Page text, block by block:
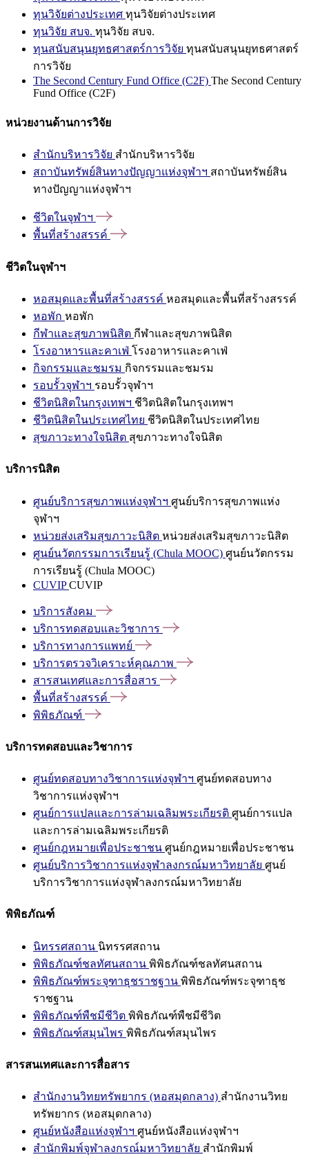
ทุนวิจัยต่างประเทศ ทุนวิจัยต่างประเทศ
ทุนวิจัย สบจ. ทุนวิจัย สบจ.
ทุนสนับสนุนยุทธศาสตร์การวิจัย ทุนสนับสนุนยุทธศาสตร์
การวิจัย
The Second Century Fund Office (C2F) The Second Century
Fund Office (C2F)
หน่วยงานด้านการวิจัย
สำนักบริหารวิจัย สำนักบริหารวิจัย
สถาบันทรัพย์สินทางปัญญาแห่งจุฬาฯ สถาบันทรัพย์สิน
ทางปัญญาแห่งจุฬาฯ
ชีวิตในจุฬาฯ
พื้นที่สร้างสรรค์
ชีวิตในจุฬาฯ
หอสมุดและพื้นที่สร้างสรรค์ หอสมุดและพื้นที่สร้างสรรค์
หอพัก หอพัก
กีฬาและสุขภาพนิสิต กีฬาและสุขภาพนิสิต
โรงอาหารและคาเฟ่ โรงอาหารและคาเฟ่
กิจกรรมและชมรม กิจกรรมและชมรม
รอบรั้วจุฬาฯ รอบรั้วจุฬาฯ
ชีวิตนิสิตในกรุงเทพฯ ชีวิตนิสิตในกรุงเทพฯ
ชีวิตนิสิตในประเทศไทย ชีวิตนิสิตในประเทศไทย
สุขภาวะทางใจนิสิต สุขภาวะทางใจนิสิต
บริการนิสิต
ศูนย์บริการสุขภาพแห่งจุฬาฯ ศูนย์บริการสุขภาพแห่ง
จุฬาฯ
หน่วยส่งเสริมสุขภาวะนิสิต หน่วยส่งเสริมสุขภาวะนิสิต
ศูนย์นวัตกรรมการเรียนรู้ (Chula MOOC) ศูนย์นวัตกรรม
การเรียนรู้ (Chula MOOC)
CUVIPCUVIP
บริการสังคม
บริการทดสอบและวิชาการ
บริการทางการแพทย์
บริการตรวจวิเคราะห์คุณภาพ
สารสนเทศและการสื่อสาร
พื้นที่สร้างสรรค์
พิพิธภัณฑ์
บริการทดสอบและวิชาการ
ศูนย์ทดสอบทางวิชาการแห่งจุฬาฯ ศูนย์ทดสอบทาง
วิชาการแห่งจุฬาฯ
ศูนย์การแปลและการล่ามเฉลิมพระเกียรติ ศูนย์การแปล
และการล่ามเฉลิมพระเกียรติ
ศูนย์กฎหมายเพื่อประชาชน ศูนย์กฎหมายเพื่อประชาชน
ศูนย์บริการวิชาการแห่งจุฬาลงกรณ์มหาวิทยาลัย ศูนย์
บริการวิชาการแห่งจุฬาลงกรณ์มหาวิทยาลัย
พิพิธภัณฑ์
นิทรรศสถาน นิทรรศสถาน
พิพิธภัณฑ์ชลทัศนสถาน พิพิธภัณฑ์ชลทัศนสถาน
พิพิธภัณฑ์พระจุฑาธุชราชฐาน พิพิธภัณฑ์พระจุฑาธุช
ราชฐาน
พิพิธภัณฑ์พืชมีชีวิต พิพิธภัณฑ์พืชมีชีวิต
พิพิธภัณฑ์สมุนไพร พิพิธภัณฑ์สมุนไพร
สารสนเทศและการสื่อสาร
สำนักงานวิทยทรัพยากร (หอสมุดกลาง) สำนักงานวิทย
ทรัพยากร (หอสมุดกลาง)
ศูนย์หนังสือแห่งจุฬาฯ ศูนย์หนังสือแห่งจุฬาฯ
สำนักพิมพ์จุฬาลงกรณ์มหาวิทยาลัย สำนักพิมพ์